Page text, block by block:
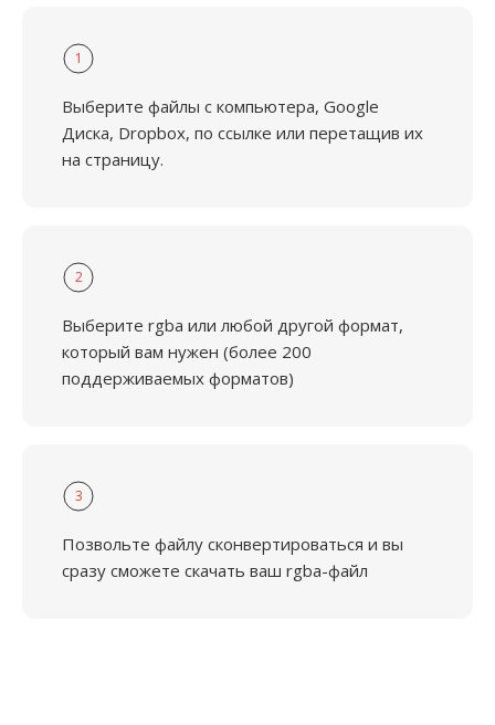
1
Выберите файлы с компьютера, Google
Диска, Dropbox, по ссылке или перетащив их
на страницу.
2
Выберите rgba или любой другой формат,
который вам нужен (более 200
поддерживаемых форматов)
3
Позвольте файлу сконвертироваться и вы
сразу сможете скачать ваш rgba-файл